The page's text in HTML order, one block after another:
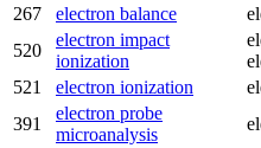
267
electron balance
520
electron impact
ionization
521
electron ionization
391
electron probe
microanalysis